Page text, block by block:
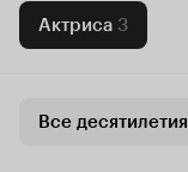
Актриса 3
Все десятилетия